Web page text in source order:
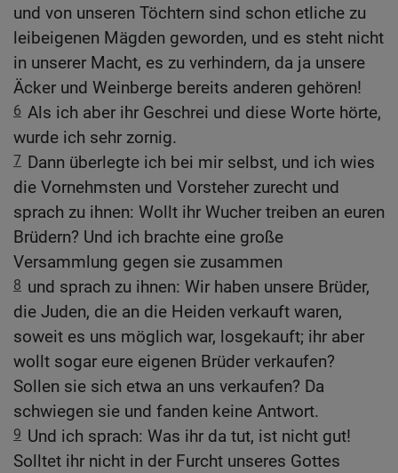
und von unseren Töchtern sind schon etliche zu
leibeigenen Mägden geworden, und es steht nicht
in unserer Macht, es zu verhindern, da ja unsere
Äcker und Weinberge bereits anderen gehören!
6 Als ich aber ihr Geschrei und diese Worte hörte,
wurde ich sehr zornig.
7 Dann überlegte ich bei mir selbst, und ich wies
die Vornehmsten und Vorsteher zurecht und
sprach zu ihnen: Wollt ihr Wucher treiben an euren
Brüdern? Und ich brachte eine große
Versammlung gegen sie zusammen
8 und sprach zu ihnen: Wir haben unsere Brüder,
die Juden, die an die Heiden verkauft waren,
soweit es uns möglich war, losgekauft; ihr aber
wollt sogar eure eigenen Brüder verkaufen?
Sollen sie sich etwa an uns verkaufen? Da
schwiegen sie und fanden keine Antwort.
9 Und ich sprach: Was ihr da tut, ist nicht gut!
Solltet ihr nicht in der Furcht unseres Gottes